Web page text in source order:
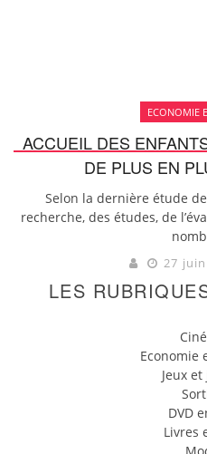
ECONOMIE
ACCUEIL DES
DE PLUS EN
Selon la dernière étude
recherche, des études, de
27
LES
Economie
Jeux
DVD
Livres